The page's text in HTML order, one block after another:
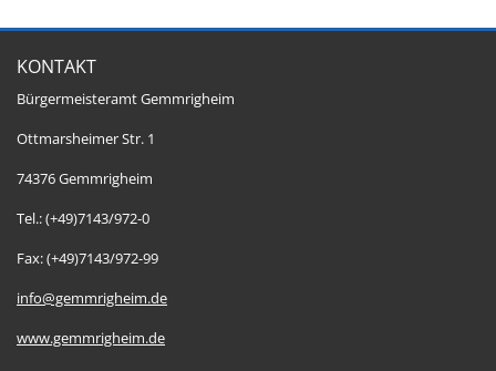
KONTAKT
Bürgermeisteramt Gemmrigheim
Ottmarsheimer Str. 1
74376 Gemmrigheim
Tel.: (+49)7143/972-0
Fax: (+49)7143/972-99
info@gemmrigheim.de
www.gemmrigheim.de